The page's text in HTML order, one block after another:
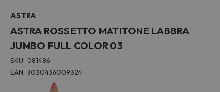
ASTRA
ASTRA ROSSETTO MATITONE LABBRA
JUMBO FULL COLOR 03
SKU: 081486
EAN: 8030436009324